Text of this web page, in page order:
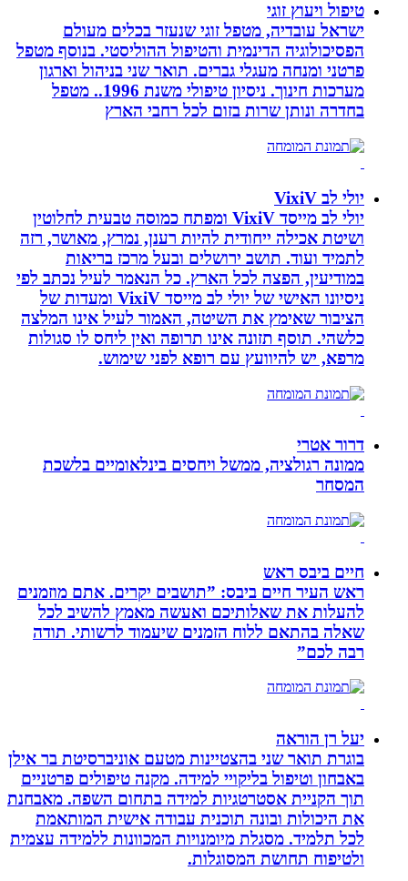
טיפול ויעוץ זוגי
ישראל עובדיה, מטפל זוגי שנעזר בכלים מעולם
הפסיכולוגיה הדינמית והטיפול ההוליסטי. בנוסף מטפל
פרטני ומנחה מעגלי גברים. תואר שני בניהול וארגון
מערכות חינוך. ניסיון טיפולי משנת 1996.. מטפל
בחדרה ונותן שרות בזום לכל רחבי הארץ
יולי לב VixiV
יולי לב מייסד VixiV ומפתח כמוסה טבעית לחלוטין
ושיטת אכילה ייחודית להיות רענן, נמרץ, מאושר, רזה
לתמיד ועוד. תושב ירושלים ובעל מרכז בריאות
במודיעין, הפצה לכל הארץ. כל הנאמר לעיל נכתב לפי
ניסיונו האישי של יולי לב מייסד VixiV ומעדות של
הציבור שאימץ את השיטה, האמור לעיל אינו המלצה
כלשהי. תוסף תזונה אינו תרופה ואין ליחס לו סגולות
מרפא, יש להיוועץ עם רופא לפני שימוש.
דרור אטרי
ממונה רגולציה, ממשל ויחסים בינלאומיים בלשכת
המסחר
חיים ביבס ראש
ראש העיר חיים ביבס: ”תושבים יקרים. אתם מוזמנים
להעלות את שאלותיכם ואעשה מאמץ להשיב לכל
שאלה בהתאם ללוח הזמנים שיעמוד לרשותי. תודה
רבה לכם”
יעל רן הוראה
בוגרת תואר שני בהצטיינות מטעם אוניברסיטת בר אילן
באבחון וטיפול בליקויי למידה. מקנה טיפולים פרטניים
תוך הקניית אסטרטגיות למידה בתחום השפה. מאבחנת
את היכולות ובונה תוכנית עבודה אישית המותאמת
לכל תלמיד. מסגלת מיומנויות המכוונות ללמידה עצמית
ולטיפוח תחושת המסוגלות.